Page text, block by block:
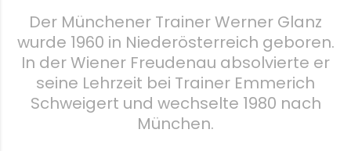
Der Münchener Trainer Werner Glanz
wurde 1960 in Niederösterreich geboren.
In der Wiener Freudenau absolvierte er
seine Lehrzeit bei Trainer Emmerich
Schweigert und wechselte 1980 nach
München.